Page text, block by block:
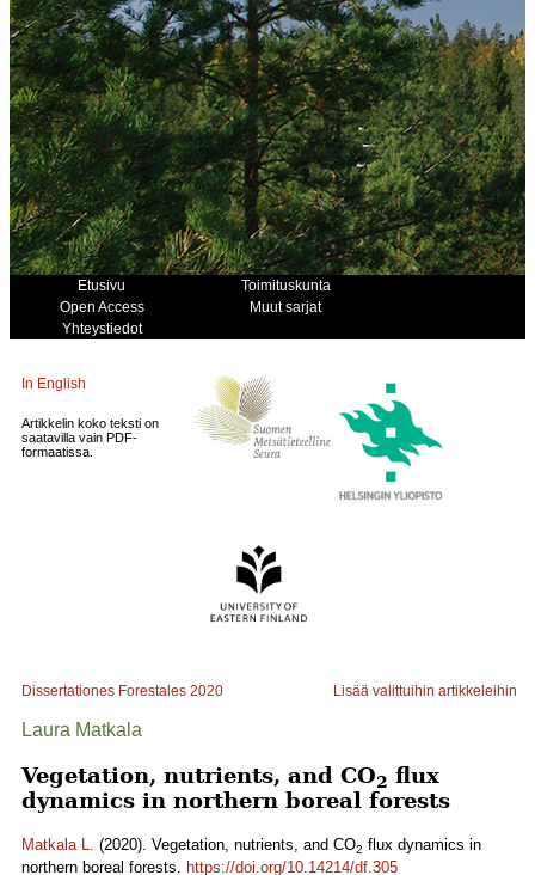
Etusivu
Toimituskunta
Open Access
Muut sarjat
Yhteystiedot
In English
Artikkelin koko teksti on
saatavilla vain PDF-
formaatissa.
Dissertationes Forestales 2020 Lisää valittuihin artikkeleihin
Laura Matkala
Vegetation, nutrients, and CO2 flux
dynamics in northern boreal forests
Matkala L. (2020). Vegetation, nutrients, and CO2 flux dynamics in
northern boreal forests. https://doi.org/10.14214/df.305